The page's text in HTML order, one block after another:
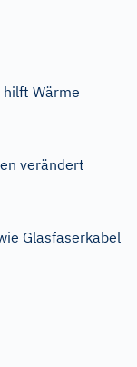
hilft Wärme
verändert
Glasfaserkabel